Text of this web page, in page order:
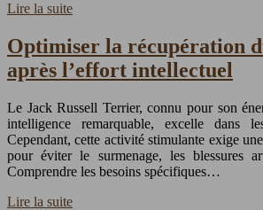
Lire la suite
Optimiser la récupération
après l’effort intellectuel
Le Jack Russell Terrier, connu pour son
intelligence remarquable, excelle dans
Cependant, cette activité stimulante exige
pour éviter le surmenage, les blessures
Comprendre les besoins spécifiques…
Lire la suite